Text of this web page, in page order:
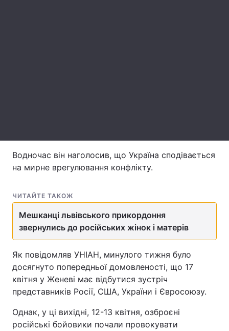
Контакти
Послуги
Тема оформлення
Водночас він наголосив, що Україна сподівається
на мирне врегулювання конфлікту.
ЧИТАЙТЕ ТАКОЖ
Мешканці львівського прикордоння
звернулись до російських жінок і матерів
Як повідомляв УНІАН, минулого тижня було
досягнуто попередньої домовленості, що 17
квітня у Женеві має відбутися зустріч
представників Росії, США, України і Євросоюзу.
Однак, у ці вихідні, 12-13 квітня, озброєні
російські бойовики почали провокувати